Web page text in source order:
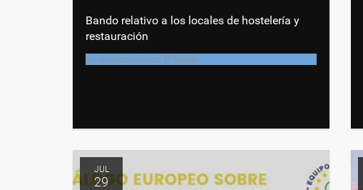
Bando relativo a los locales de hostelería y
restauración
by Ayuntamiento El Molar
JUL
29